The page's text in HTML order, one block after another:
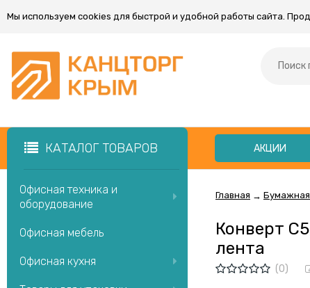
Мы используем cookies для быстрой и удобной работы сайта.
КАТАЛОГ ТОВАРОВ АКЦИИ
Главная →
Конверт
лента
(0)
Офисная техника и
оборудование
Офисная мебель
Офисная кухня